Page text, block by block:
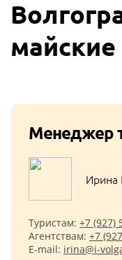
Менеджер
Ирина
Туристам: +7 (927)
Агентствам: +7
E-mail: irina@i-